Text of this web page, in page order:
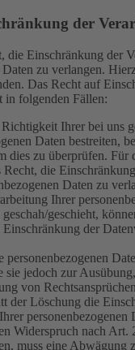
der
die Einschränkung der
Daten zu verlangen.
Das Recht auf
in folgenden Fällen:
Ihrer bei uns
Daten bestreiten,
dies zu überprüfen. Für
Recht, die
Daten zu
Ihrer
geschieht,
der
personenbezogenen
sie jedoch zur
von
der Löschung die
personenbezogenen
Widerspruch nach
muss eine Abwägung